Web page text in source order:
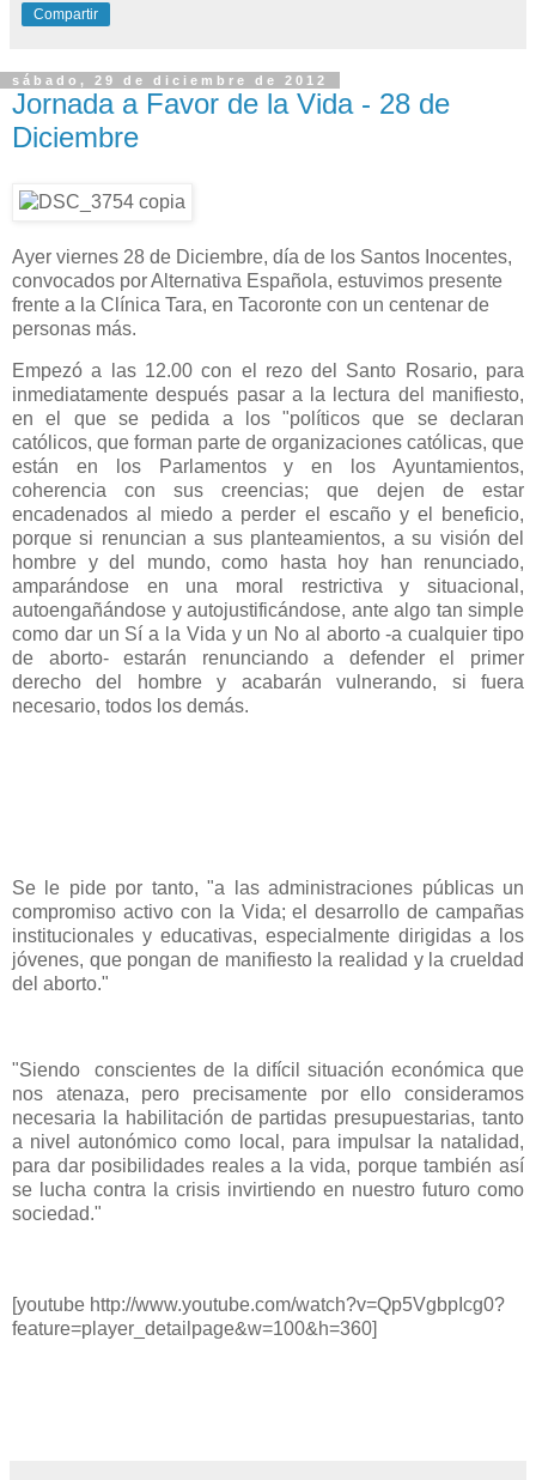
Compartir
sábado, 29 de diciembre de 2012
Jornada a Favor de la Vida - 28 de
Diciembre
Ayer viernes 28 de Diciembre, día de los Santos Inocentes,
convocados por Alternativa Española, estuvimos presente
frente a la Clínica Tara, en Tacoronte con un centenar de
personas más.
Empezó a las 12.00 con el rezo del Santo Rosario, para
inmediatamente después pasar a la lectura del manifiesto,
en el que se pedida a los "políticos que se declaran
católicos, que forman parte de organizaciones católicas, que
están en los Parlamentos y en los Ayuntamientos,
coherencia con sus creencias; que dejen de estar
encadenados al miedo a perder el escaño y el beneficio,
porque si renuncian a sus planteamientos, a su visión del
hombre y del mundo, como hasta hoy han renunciado,
amparándose en una moral restrictiva y situacional,
autoengañándose y autojustificándose, ante algo tan simple
como dar un Sí a la Vida y un No al aborto -a cualquier tipo
de aborto- estarán renunciando a defender el primer
derecho del hombre y acabarán vulnerando, si fuera
necesario, todos los demás.
Se le pide por tanto, "a las administraciones públicas un
compromiso activo con la Vida; el desarrollo de campañas
institucionales y educativas, especialmente dirigidas a los
jóvenes, que pongan de manifiesto la realidad y la crueldad
del aborto."
"Siendo conscientes de la difícil situación económica que
nos atenaza, pero precisamente por ello consideramos
necesaria la habilitación de partidas presupuestarias, tanto
a nivel autonómico como local, para impulsar la natalidad,
para dar posibilidades reales a la vida, porque también así
se lucha contra la crisis invirtiendo en nuestro futuro como
sociedad."
[youtube http://www.youtube.com/watch?v=Qp5VgbpIcg0?
feature=player_detailpage&w=100&h=360]